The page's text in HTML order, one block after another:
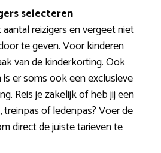
selecteren
reizigers en vergeet niet
te geven. Voor kinderen
van de kinderkorting. Ook
er soms ook een exclusieve
Reis je zakelijk of heb jij een
of ledenpas? Voer de
direct de juiste tarieven te